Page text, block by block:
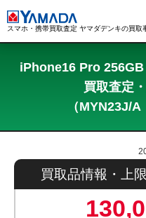
スマホ・携帯買取査定 ヤマダデンキの買取
iPhone16 Pro
買取査定
（MYN23J/
買取品情報・上